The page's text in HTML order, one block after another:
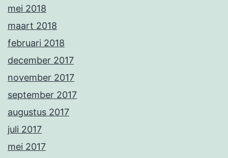
mei 2018
maart 2018
februari 2018
december 2017
november 2017
september 2017
augustus 2017
juli 2017
mei 2017